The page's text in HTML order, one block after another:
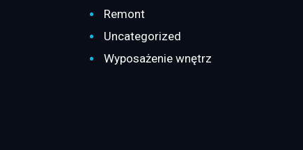
Remont
Uncategorized
Wyposażenie wnętrz